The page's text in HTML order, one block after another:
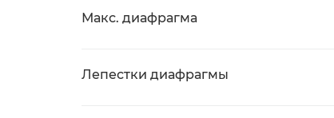
Макс. диафрагма
Лепестки диафрагмы